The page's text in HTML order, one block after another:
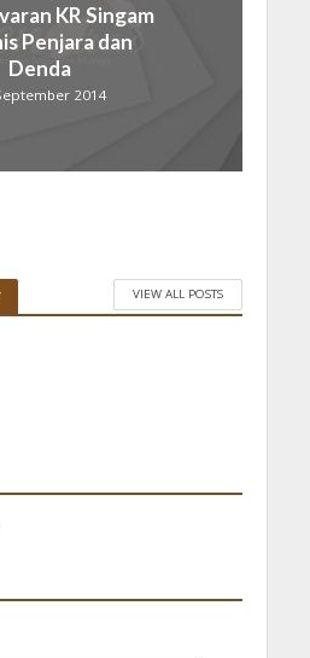
KR Singam
Penjara dan
Denda
2014
VIEW ALL POSTS